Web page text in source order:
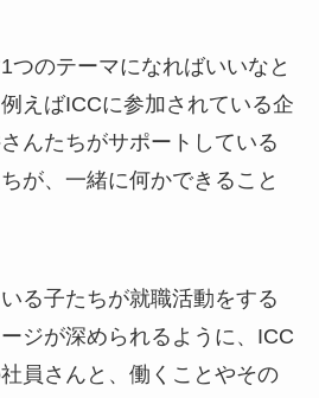
つのテーマになればいいなと
えばICCに参加されている企
んたちがサポートしている
が、一緒に何かできること
る子たちが就職活動をする
ジが深められるように、ICC
員さんと、働くことやその